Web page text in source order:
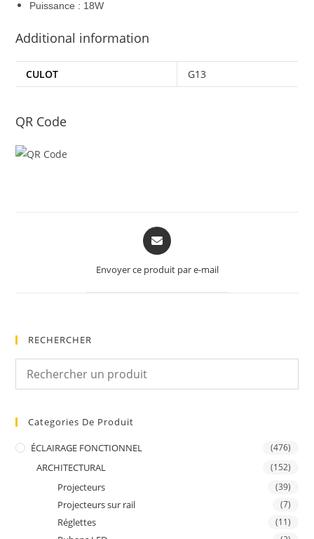
Puissance : 18W
Additional information
CULOT G13
QR Code
Opens
in
new
Envoyer ce produit par e-mail
RECHERCHER
Categories De Produit
ÉCLAIRAGE FONCTIONNEL (476)
ARCHITECTURAL (152)
Projecteurs (39)
Projecteurs sur rail (7)
Réglettes (11)